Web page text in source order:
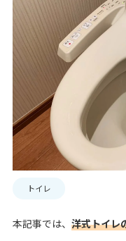
トイレ
本記事では、 洋式トイレ